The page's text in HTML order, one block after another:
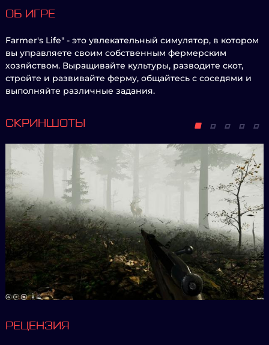
ОБ ИГРЕ
Farmer's Life" - это увлекательный симулятор, в котором
вы управляете своим собственным фермерским
хозяйством. Выращивайте культуры, разводите скот,
стройте и развивайте ферму, общайтесь с соседями и
выполняйте различные задания.
СКРИНШОТЫ
РЕЦЕНЗИЯ